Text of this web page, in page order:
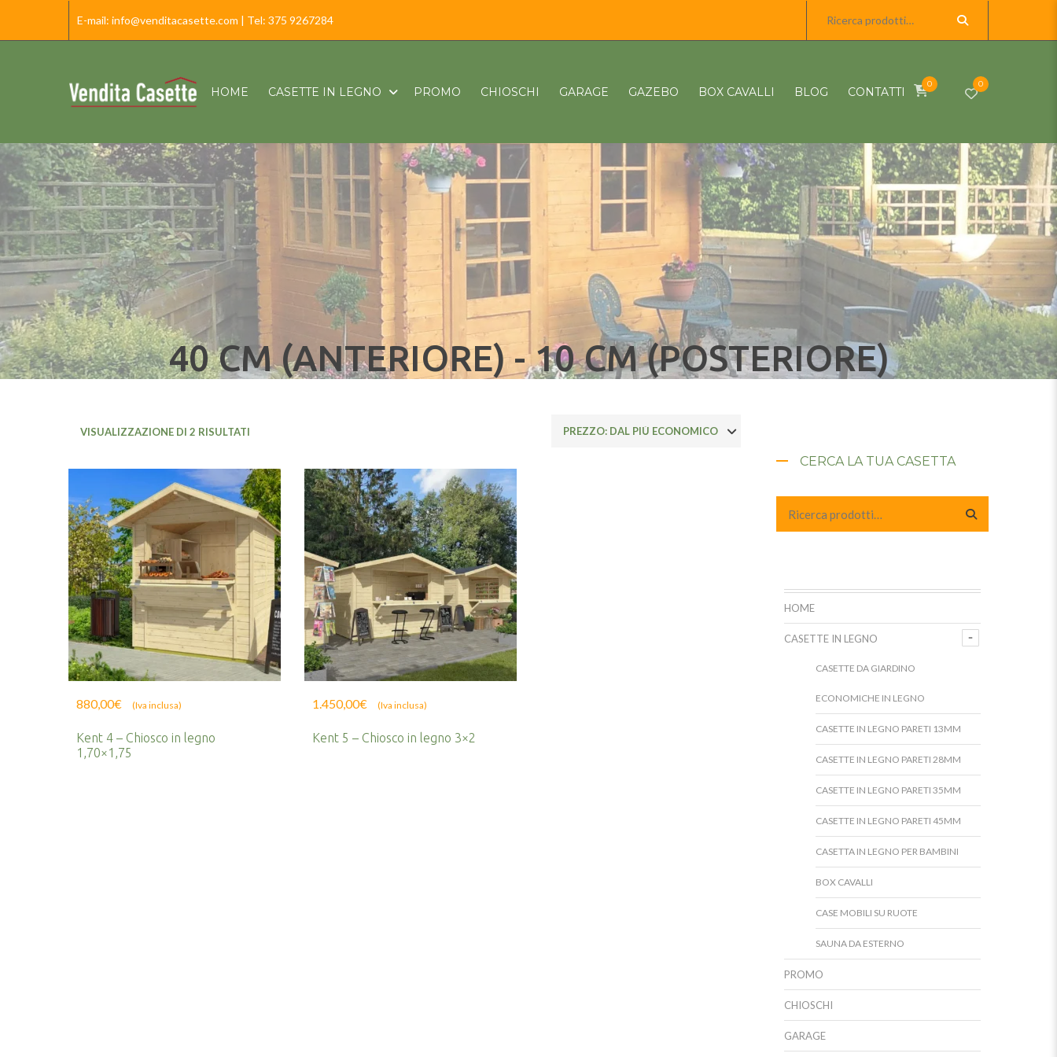
E-mail: info@venditacasette.com | Tel: 375 9267284
HOME CASETTE IN LEGNO PROMO CHIOSCHI GARAGE GAZEBO BOX CAVALLI BLOG CONTATTI
0 0
40 CM (ANTERIORE) - 10 CM (POSTERIORE)
VISUALIZZAZIONE DI 2 RISULTATI
880,00€ (Iva inclusa)
Kent 4 – Chiosco in legno
1,70×1,75
1.450,00€ (Iva inclusa)
Kent 5 – Chiosco in legno 3×2
CERCA LA TUA CASETTA
HOME
CASETTE IN LEGNO
CASETTE DA GIARDINO
ECONOMICHE IN LEGNO
CASETTE IN LEGNO PARETI 13MM
CASETTE IN LEGNO PARETI 28MM
CASETTE IN LEGNO PARETI 35MM
CASETTE IN LEGNO PARETI 45MM
CASETTA IN LEGNO PER BAMBINI
BOX CAVALLI
CASE MOBILI SU RUOTE
SAUNA DA ESTERNO
PROMO
CHIOSCHI
GARAGE